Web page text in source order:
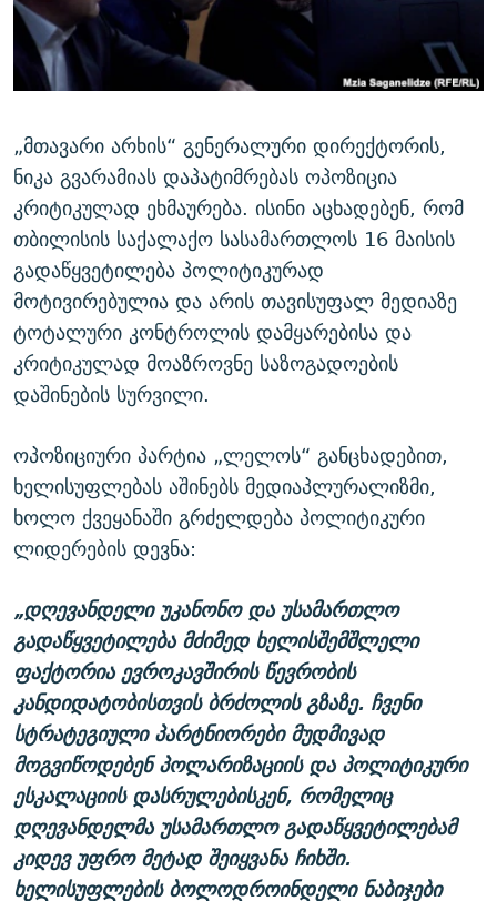
ᲛᲝᲚᲐᲞᲐᲠᲐᲙᲔ ᲢᲔᲥᲡᲢᲔᲑᲘ
ᲨᲘᲜ - ᲣᲪᲮᲝᲔᲗᲨᲘ
ᲐᲛᲔᲠᲘᲙᲣᲚᲘ ᲛᲝᲗᲮᲠᲝᲑᲐ
ᲘᲛᲞᲔᲠᲘᲐ ᲓᲐ ᲠᲐᲓᲘᲝ
ᲩᲔᲛᲘ ᲡᲘᲙᲕᲓᲘᲚᲘᲡ ᲛᲘᲖᲔᲖᲘᲐ COVID-19
11 ᲬᲔᲚᲘ - 11 ᲐᲛᲑᲐᲕᲘ
ᲑᲐᲕᲨᲕᲔᲑᲘ ᲞᲠᲝᲡᲢᲘᲢᲣᲪᲘᲐᲨᲘ - ᲐᲛᲝᲣᲗᲥᲛᲔᲚᲘ ᲐᲛᲑᲐᲕᲘ
5 ᲐᲛᲑᲐᲕᲘ - 20 ᲘᲕᲜᲘᲡᲡ ᲓᲐᲨᲐᲕᲔᲑᲣᲚᲔᲑᲘ
ᲐᲒᲕᲘᲡᲢᲝᲡ ᲝᲛᲘ
ПРИВЕТ ᲙᲣᲚᲢᲣᲠᲐ
ᲒᲐᲛᲝᲘᲬᲔᲠᲔ
რთე/რთ-ის ყველა საიტი
„მთავარი არხის“ გენერალური დირექტორის,
ნიკა გვარამიას დაპატიმრებას ოპოზიცია
კრიტიკულად ეხმაურება. ისინი აცხადებენ, რომ
თბილისის საქალაქო სასამართლოს 16 მაისის
გადაწყვეტილება პოლიტიკურად
მოტივირებულია და არის თავისუფალ მედიაზე
ტოტალური კონტროლის დამყარებისა და
კრიტიკულად მოაზროვნე საზოგადოების
დაშინების სურვილი.
ოპოზიციური პარტია „ლელოს“ განცხადებით,
ხელისუფლებას აშინებს მედიაპლურალიზმი,
ხოლო ქვეყანაში გრძელდება პოლიტიკური
ლიდერების დევნა:
„დღევანდელი უკანონო და უსამართლო
გადაწყვეტილება მძიმედ ხელისშემშლელი
ფაქტორია ევროკავშირის წევრობის
კანდიდატობისთვის ბრძოლის გზაზე. ჩვენი
სტრატეგიული პარტნიორები მუდმივად
მოგვიწოდებენ პოლარიზაციის და პოლიტიკური
ესკალაციის დასრულებისკენ, რომელიც
დღევანდელმა უსამართლო გადაწყვეტილებამ
კიდევ უფრო მეტად შეიყვანა ჩიხში.
ხელისუფლების ბოლოდროინდელი ნაბიჯები